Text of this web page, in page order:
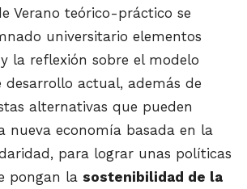
Verano teórico-práctico se
universitario elementos
la reflexión sobre el modelo
desarrollo actual, además de
alternativas que pueden
nueva economía basada en la
para lograr unas políticas
pongan la sostenibilidad de la